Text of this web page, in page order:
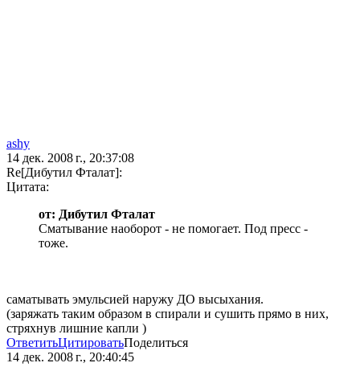
ashy
14 дек. 2008 г., 20:37:08
Re[Дибутил Фталат]:
Цитата:
от: Дибутил Фталат
Сматывание наоборот - не помогает. Под пресс -
тоже.
саматывать эмульсией наружу ДО высыхания.
(заряжать таким образом в спирали и сушить прямо в них,
стряхнув лишние капли )
ОтветитьЦитироватьПоделиться
14 дек. 2008 г., 20:40:45